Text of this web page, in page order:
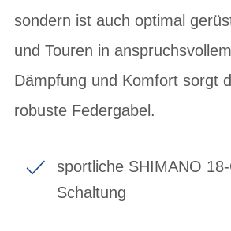
sondern ist auch optimal
und Touren in
Dämpfung und Komfort sorgt
robuste Federgabel.
sportliche SHIMANO
Schaltung